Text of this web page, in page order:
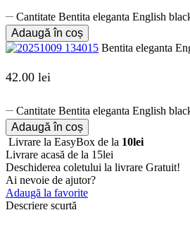
Cantitate Bentita eleganta English
Adaugă în coș
Bentita eleganta
42.00 lei
Cantitate Bentita eleganta English
Adaugă în coș
Livrare la EasyBox de la 10lei
Livrare acasă de la 15lei
Deschiderea coletului la livrare Gratuit!
Ai nevoie de ajutor?
Adaugă la favorite
Descriere scurtă